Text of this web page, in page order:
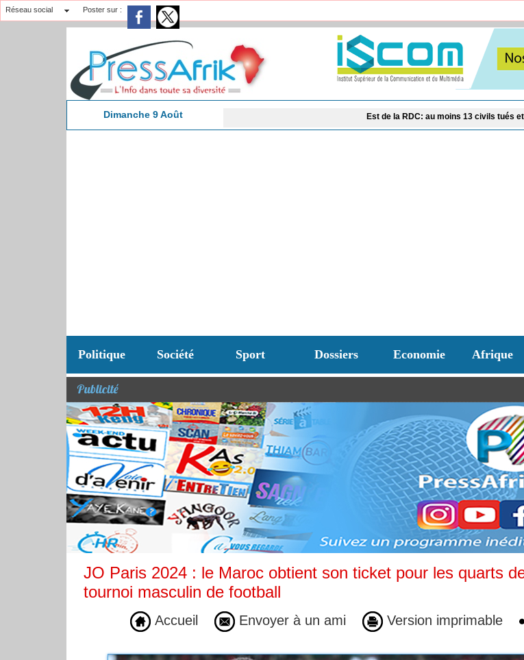
Réseau social Poster sur :
Dimanche 9 Août ​Est de la RDC: au moins 13 civils tués et tout un village
Politique Société Sport Dossiers Economie Afrique
Publicité
JO Paris 2024 : le Maroc obtient son ticket pour les quarts
tournoi masculin de football
Accueil Envoyer à un ami Version imprimable